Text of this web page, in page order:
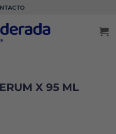
X 95 ML